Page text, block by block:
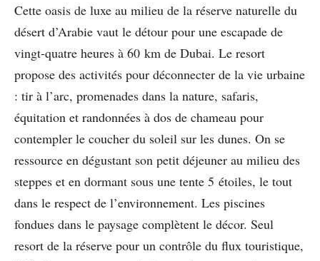
Cette oasis de luxe au milieu de la réserve naturelle du
désert d’Arabie vaut le détour pour une escapade de
vingt-quatre heures à 60 km de Dubai. Le resort
propose des activités pour déconnecter de la vie urbaine
: tir à l’arc, promenades dans la nature, safaris,
équitation et randonnées à dos de chameau pour
contempler le coucher du soleil sur les dunes. On se
ressource en dégustant son petit déjeuner au milieu des
steppes et en dormant sous une tente 5 étoiles, le tout
dans le respect de l’environnement. Les piscines
fondues dans le paysage complètent le décor. Seul
resort de la réserve pour un contrôle du flux touristique,